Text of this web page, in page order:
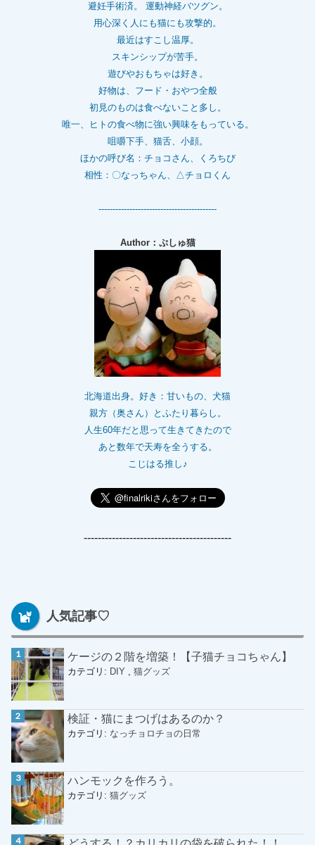
避妊手術済。 運動神経バツグン。
用心深く人にも猫にも攻撃的。
最近はすこし温厚。
スキンシップが苦手。
遊びやおもちゃは好き。
好物は、フード・おやつ全般
初見のものは食べないこと多し。
唯一、ヒトの食べ物に強い興味をもっている。
咀嚼下手、猫舌、小顔。
ほかの呼び名：チョコさん、くろちび
相性：〇なっちゃん、△チョロくん
------------------------------------------
Author：ぷしゅ猫
北海道出身。好き：甘いもの、犬猫
親方（奥さん）とふたり暮らし。
人生60年だと思って生きてきたので
あと数年で天寿を全うする。
こじはる推し♪
------------------------------------------
人気記事♡
ケージの２階を増築！【子猫チョコちゃん】
カテゴリ: DIY ,猫グッズ
検証・猫にまつげはあるのか？
カテゴリ: なっチョロチョの日常
ハンモックを作ろう。
カテゴリ:猫グッズ